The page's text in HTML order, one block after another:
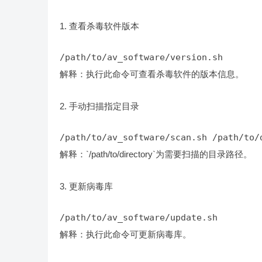
1. 查看杀毒软件版本
/path/to/av_software/version.sh
解释：执行此命令可查看杀毒软件的版本信息。
2. 手动扫描指定目录
/path/to/av_software/scan.sh /path/
解释：`/path/to/directory`为需要扫描的目录路径。
3. 更新病毒库
/path/to/av_software/update.sh
解释：执行此命令可更新病毒库。